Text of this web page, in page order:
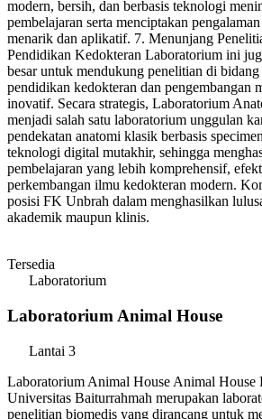
modern, bersih, dan berbasis teknologi
pembelajaran serta menciptakan
menarik dan aplikatif. 7. Menunjang
Pendidikan Kedokteran Laboratorium ini
besar untuk mendukung penelitian di
pendidikan kedokteran dan pengembangan
inovatif. Secara strategis, Laboratorium
menjadi salah satu laboratorium unggulan
pendekatan anatomi klasik berbasis
teknologi digital mutakhir, sehingga
pembelajaran yang lebih komprehensif,
perkembangan ilmu kedokteran modern.
posisi FK Unbrah dalam menghasilkan
akademik maupun klinis.
Tersedia
Laboratorium
Laboratorium Animal House
Lantai 3
Laboratorium Animal House Animal House
Universitas Baiturrahmah merupakan
penelitian biomedis yang dirancang untuk